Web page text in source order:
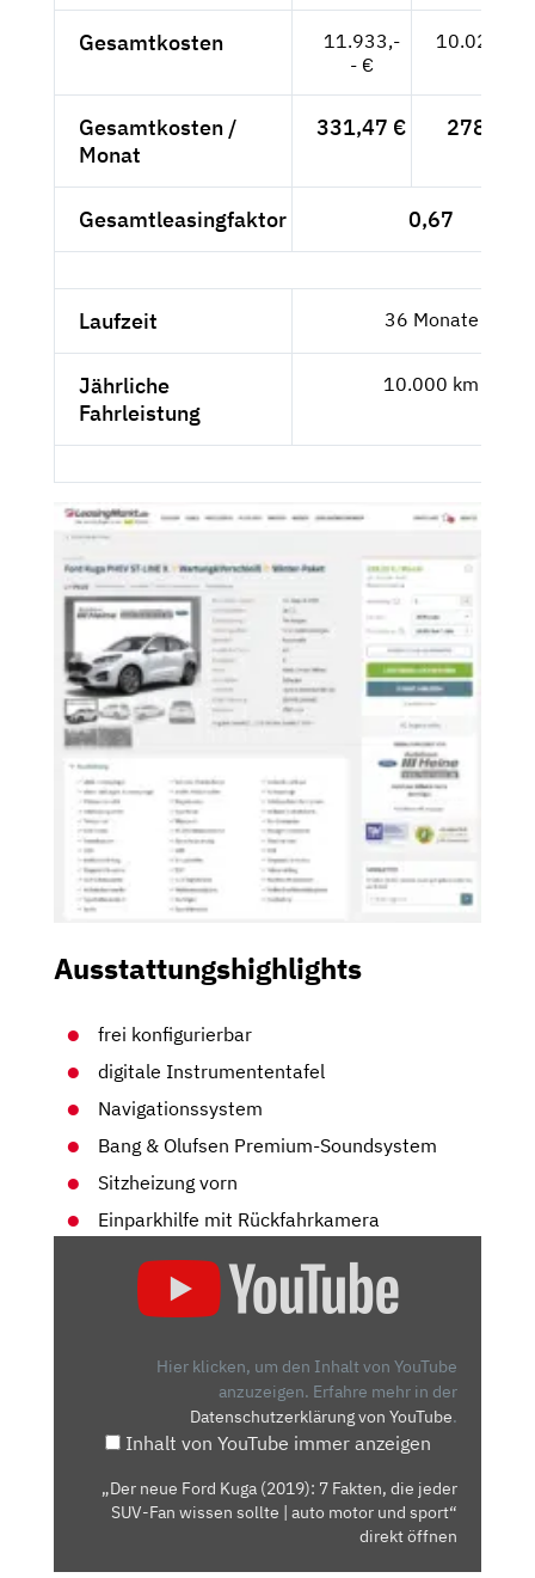
Gesamtkosten
11.933,-
- €
10.027,73
Gesamtkosten /
Monat
331,47 € 278,55 €
Gesamtleasingfaktor 0,67
Laufzeit 36 Monate
Jährliche
Fahrleistung
10.000 km
Ausstattungshighlights
frei konfigurierbar
digitale Instrumententafel
Navigationssystem
Bang & Olufsen Premium-Soundsystem
Sitzheizung vorn
Einparkhilfe mit Rückfahrkamera
Hier klicken, um den Inhalt von YouTube
anzuzeigen. Erfahre mehr in der
Datenschutzerklärung von YouTube.
Inhalt von YouTube immer anzeigen
„Der neue Ford Kuga (2019): 7 Fakten, die jeder
SUV-Fan wissen sollte | auto motor und sport“
direkt öffnen